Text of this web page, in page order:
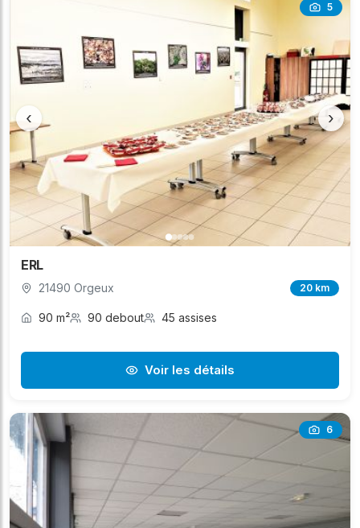
5
‹ ›
ERL
21490 Orgeux 20 km
90 m² 90 debout 45 assises
Voir les détails
6